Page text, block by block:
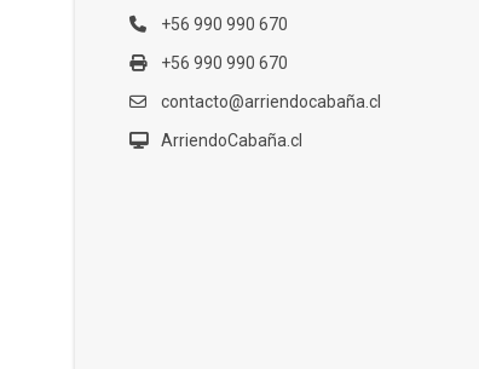
+56 990 990 670
+56 990 990 670
contacto@arriendocabaña.cl
ArriendoCabaña.cl